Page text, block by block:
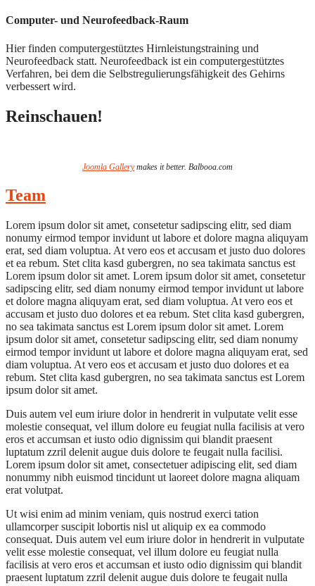
Computer- und Neurofeedback-Raum
Hier finden computergestütztes Hirnleistungstraining und
Neurofeedback statt. Neurofeedback ist ein computergestütztes
Verfahren, bei dem die Selbstregulierungsfähigkeit des Gehirns
verbessert wird.
Reinschauen!
Joomla Gallerymakes it better. Balbooa.com
Team
Lorem ipsum dolor sit amet, consetetur sadipscing elitr, sed diam
nonumy eirmod tempor invidunt ut labore et dolore magna aliquyam
erat, sed diam voluptua. At vero eos et accusam et justo duo dolores
et ea rebum. Stet clita kasd gubergren, no sea takimata sanctus est
Lorem ipsum dolor sit amet. Lorem ipsum dolor sit amet, consetetur
sadipscing elitr, sed diam nonumy eirmod tempor invidunt ut labore
et dolore magna aliquyam erat, sed diam voluptua. At vero eos et
accusam et justo duo dolores et ea rebum. Stet clita kasd gubergren,
no sea takimata sanctus est Lorem ipsum dolor sit amet. Lorem
ipsum dolor sit amet, consetetur sadipscing elitr, sed diam nonumy
eirmod tempor invidunt ut labore et dolore magna aliquyam erat, sed
diam voluptua. At vero eos et accusam et justo duo dolores et ea
rebum. Stet clita kasd gubergren, no sea takimata sanctus est Lorem
ipsum dolor sit amet.
Duis autem vel eum iriure dolor in hendrerit in vulputate velit esse
molestie consequat, vel illum dolore eu feugiat nulla facilisis at vero
eros et accumsan et iusto odio dignissim qui blandit praesent
luptatum zzril delenit augue duis dolore te feugait nulla facilisi.
Lorem ipsum dolor sit amet, consectetuer adipiscing elit, sed diam
nonummy nibh euismod tincidunt ut laoreet dolore magna aliquam
erat volutpat.
Ut wisi enim ad minim veniam, quis nostrud exerci tation
ullamcorper suscipit lobortis nisl ut aliquip ex ea commodo
consequat. Duis autem vel eum iriure dolor in hendrerit in vulputate
velit esse molestie consequat, vel illum dolore eu feugiat nulla
facilisis at vero eros et accumsan et iusto odio dignissim qui blandit
praesent luptatum zzril delenit augue duis dolore te feugait nulla